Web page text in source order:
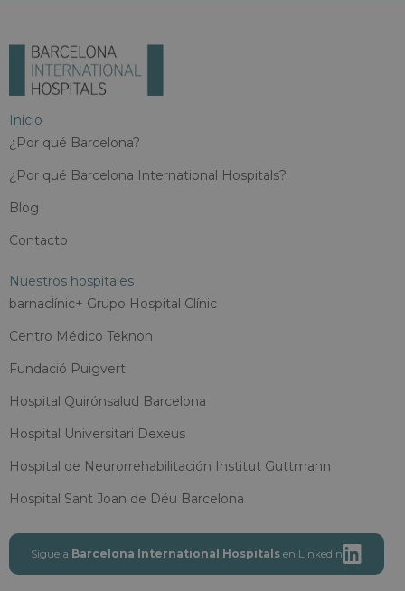
Inicio
¿Por qué Barcelona?
¿Por qué Barcelona International Hospitals?
Blog
Contacto
Nuestros hospitales
barnaclínic+ Grupo Hospital Clínic
Centro Médico Teknon
Fundació Puigvert
Hospital Quirónsalud Barcelona
Hospital Universitari Dexeus
Hospital de Neurorrehabilitación Institut Guttmann
Hospital Sant Joan de Déu Barcelona
Sigue a Barcelona International Hospitals en Linkedin